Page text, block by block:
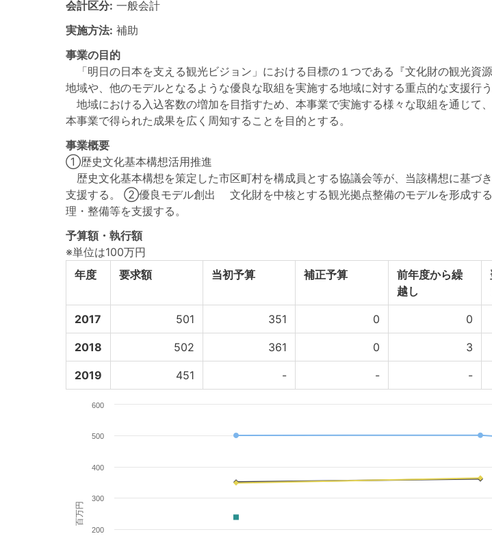
会計区分: 一般会計
実施方法: 補助
事業の目的
「明日の日本を支える観光ビジョン」における目標の１つである『文化財の観光資
地域や、他のモデルとなるような優良な取組を実施する地域に対する重点的な支援行う
地域における入込客数の増加を目指すため、本事業で実施する様々な取組を通じて
本事業で得られた成果を広く周知することを目的とする。
事業概要
①歴史文化基本構想活用推進
歴史文化基本構想を策定した市区町村を構成員とする協議会等が、当該構想に基づ
支援する。 ②優良モデル創出 文化財を中核とする観光拠点整備のモデルを形成す
理・整備等を支援する。
予算額・執行額
※単位は100万円
年度
要求額 当初予算 補正予算
前年度から繰
越し
2017 501 351 0 0
2018 502 361 0 3
2019 451 - - -
百万円
200
300
400
500
600